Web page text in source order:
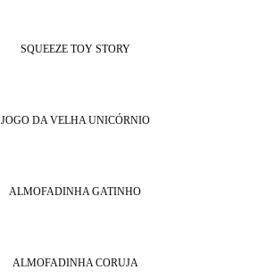
SQUEEZE TOY STORY
JOGO DA VELHA UNICÓRNIO
ALMOFADINHA GATINHO
ALMOFADINHA CORUJA